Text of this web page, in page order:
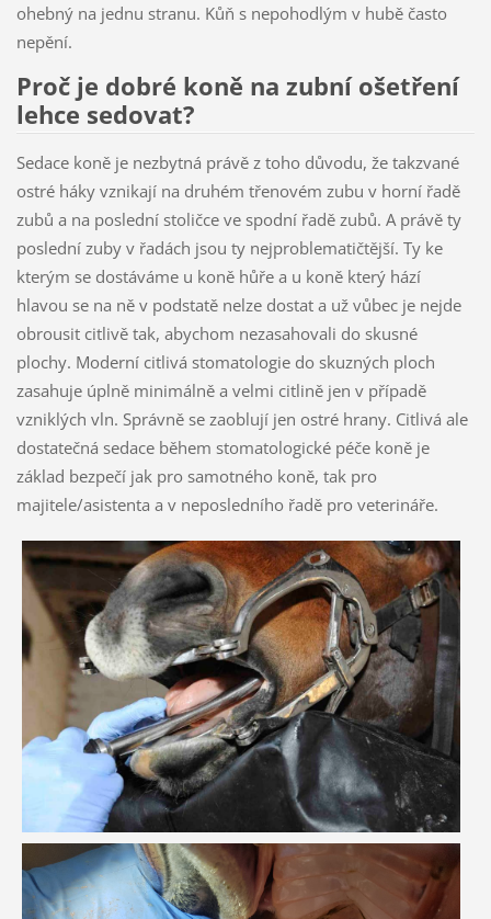
ohebný na jednu stranu. Kůň s nepohodlým v hubě často
nepění.
Proč je dobré koně na zubní ošetření
lehce sedovat?
Sedace koně je nezbytná právě z toho důvodu, že takzvané
ostré háky vznikají na druhém třenovém zubu v horní řadě
zubů a na poslední stoličce ve spodní řadě zubů. A právě ty
poslední zuby v řadách jsou ty nejproblematičtější. Ty ke
kterým se dostáváme u koně hůře a u koně který hází
hlavou se na ně v podstatě nelze dostat a už vůbec je nejde
obrousit citlivě tak, abychom nezasahovali do skusné
plochy. Moderní citlivá stomatologie do skuzných ploch
zasahuje úplně minimálně a velmi citlině jen v případě
vzniklých vln. Správně se zaoblují jen ostré hrany. Citlivá ale
dostatečná sedace během stomatologické péče koně je
základ bezpečí jak pro samotného koně, tak pro
majitele/asistenta a v neposledního řadě pro veterináře.